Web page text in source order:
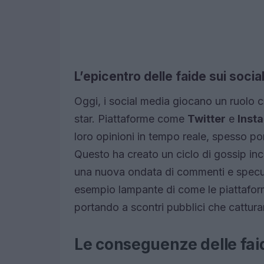
L’epicentro delle faide sui
Oggi, i social media giocano un ruolo
star. Piattaforme come Twitter e
loro opinioni in tempo reale, spesso
Questo ha creato un ciclo di gossip
una nuova ondata di commenti e
esempio lampante di come le
portando a scontri pubblici che
Le conseguenze delle